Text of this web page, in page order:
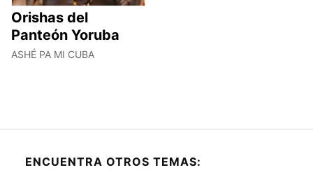
Orishas del
Panteón Yoruba
ASHÉ PA MI CUBA
ENCUENTRA OTROS TEMAS: